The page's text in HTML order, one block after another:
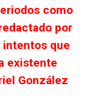
como
por
intentos que
existente
González